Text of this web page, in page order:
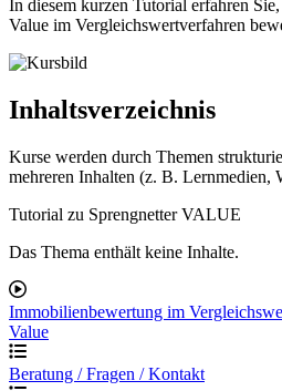
In diesem kurzen Tutorial erfahren
Value im Vergleichswertverfahren
Inhaltsverzeichnis
Kurse werden durch Themen
mehreren Inhalten (z. B. Lernmedien,
Tutorial zu Sprengnetter VALUE
Das Thema enthält keine Inhalte.
Immobilienbewertung im
Value
Beratung / Fragen / Kontakt